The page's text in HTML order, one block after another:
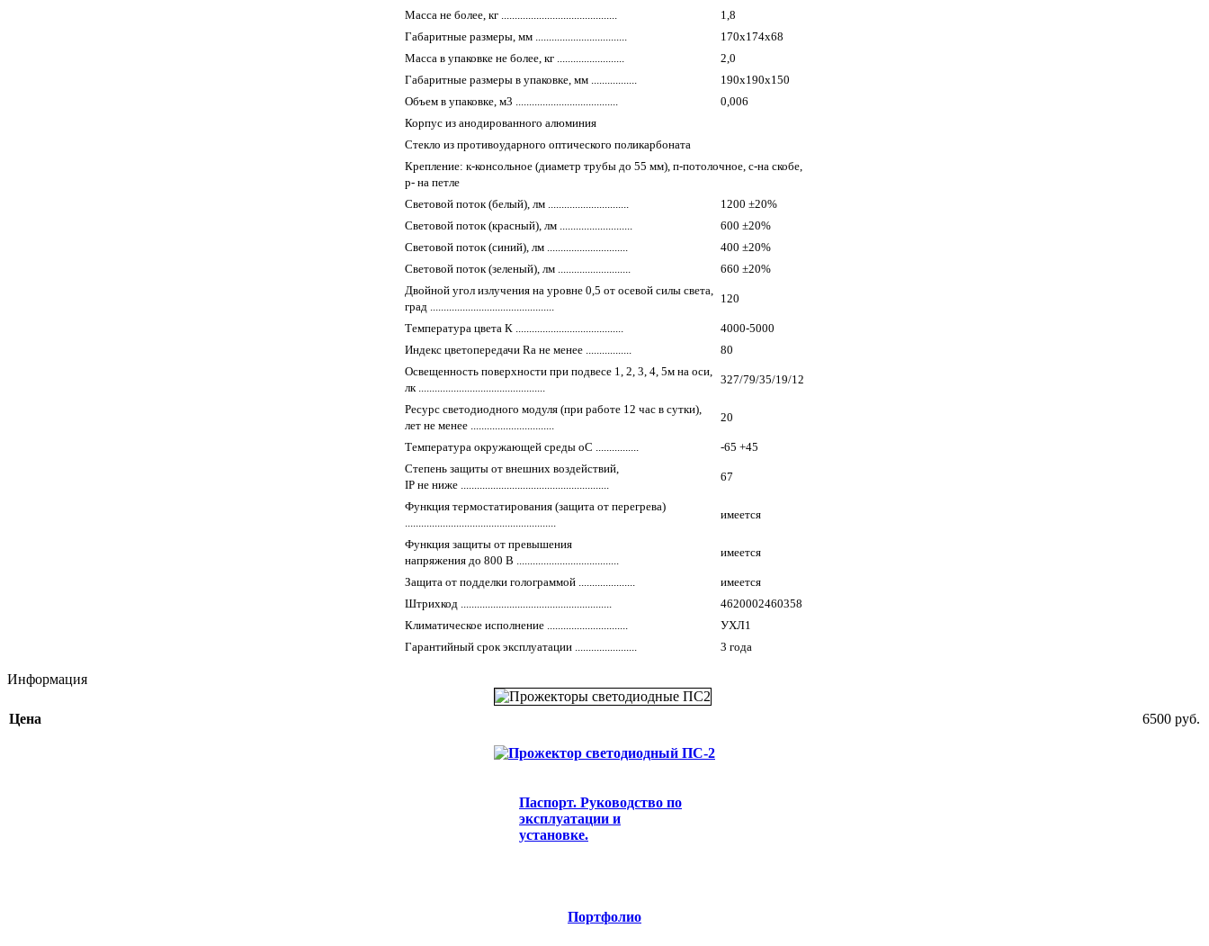
Масса не более, кг ...........................................
1,8
Габаритные размеры, мм ..................................
170х174х68
Масса в упаковке не более, кг .........................
2,0
Габаритные размеры в упаковке, мм .................
190х190х150
Объем в упаковке, м3 ......................................
0,006
Корпус из анодированного алюминия
Стекло из противоударного оптического поликарбоната
Крепление: к-консольное (диаметр трубы до 55 мм), п-потолочное, с-на скобе,
р- на петле
Световой поток (белый), лм ..............................
1200 ±20%
Световой поток (красный), лм ...........................
600 ±20%
Световой поток (синий), лм ..............................
400 ±20%
Световой поток (зеленый), лм ...........................
660 ±20%
Двойной угол излучения на уровне 0,5 от осевой силы света,
град ..............................................
120
Температура цвета К ........................................
4000-5000
Индекс цветопередачи Ra не менее .................
80
Освещенность поверхности при подвесе 1, 2, 3, 4, 5м на оси,
лк ...............................................
327/79/35/19/12
Ресурс светодиодного модуля (при работе 12 час в сутки),
лет не менее ...............................
20
Температура окружающей среды оС ................
-65 +45
Степень защиты от внешних воздействий,
IP не ниже .......................................................
67
Функция термостатирования (защита от перегрева)
имеется
Функция защиты от превышения
напряжения до 800 В ......................................
имеется
Защита от подделки голограммой .....................
имеется
Штрихкод ........................................................
4620002460358
Климатическое исполнение ..............................
УХЛ1
Гарантийный срок эксплуатации .......................
3 года
Информация
Цена 6500 руб.
Паспорт. Руководство по
эксплуатации и
установке.
Портфолио